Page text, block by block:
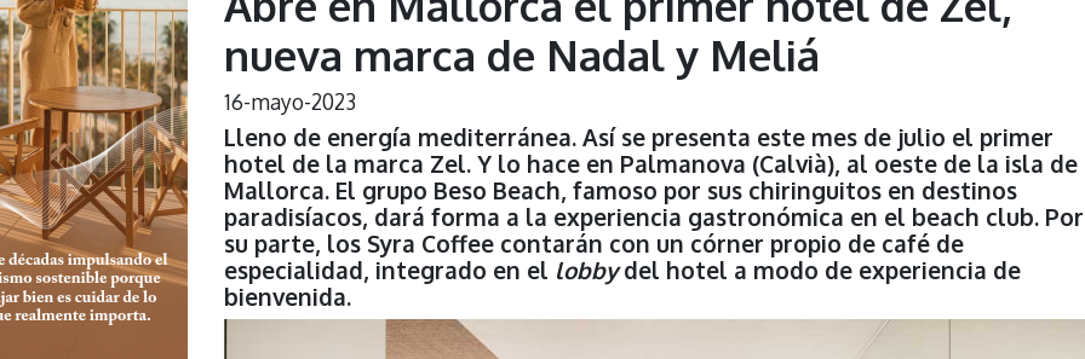
nueva marca de Nadal y Meliá
16-mayo-2023
Lleno de energía mediterránea. Así se presenta este mes de julio el primer
hotel de la marca Zel. Y lo hace en Palmanova (Calvià), al oeste de la isla de
Mallorca. El grupo Beso Beach, famoso por sus chiringuitos en destinos
paradisíacos, dará forma a la experiencia gastronómica en el beach club. Por
su parte, los Syra Coffee contarán con un córner propio de café de
especialidad, integrado en el lobbydel hotel a modo de experiencia de
bienvenida.